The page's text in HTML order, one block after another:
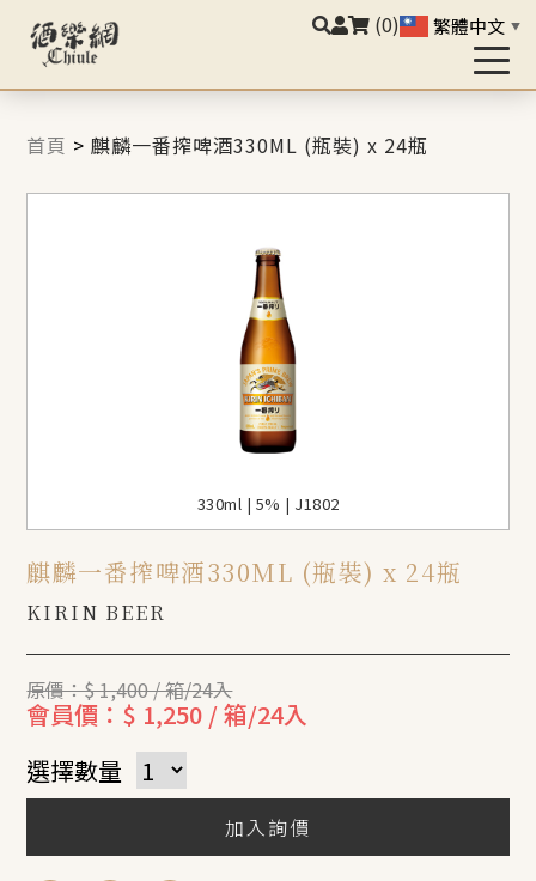
(0) 繁體中文 ▼
首頁 >麒麟一番搾啤酒330ML (瓶裝) x 24瓶
330ml | 5% | J1802
麒麟一番搾啤酒330ML (瓶裝) x 24瓶
KIRIN BEER
原價：$ 1,400 / 箱/24入
會員價：$ 1,250 / 箱/24入
選擇數量
加入詢價